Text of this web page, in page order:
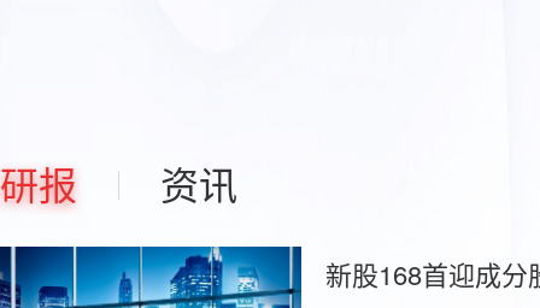
研报 资讯
新股168首迎成